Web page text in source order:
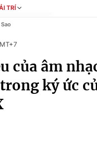
TRÍ
trí
Sao
của âm
ký ức